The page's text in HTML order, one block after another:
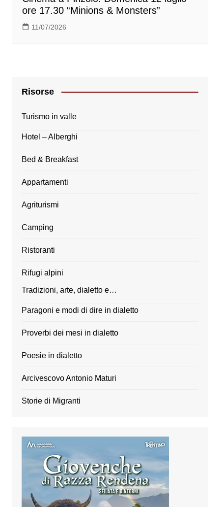
ore 17.30 “Minions & Monsters”
11/07/2026
Risorse
Turismo in valle
Hotel – Alberghi
Bed & Breakfast
Appartamenti
Agriturismi
Camping
Ristoranti
Rifugi alpini
Tradizioni, arte, dialetto e…
Paragoni e modi di dire in dialetto
Proverbi dei mesi in dialetto
Poesie in dialetto
Arcivescovo Antonio Maturi
Storie di Migranti